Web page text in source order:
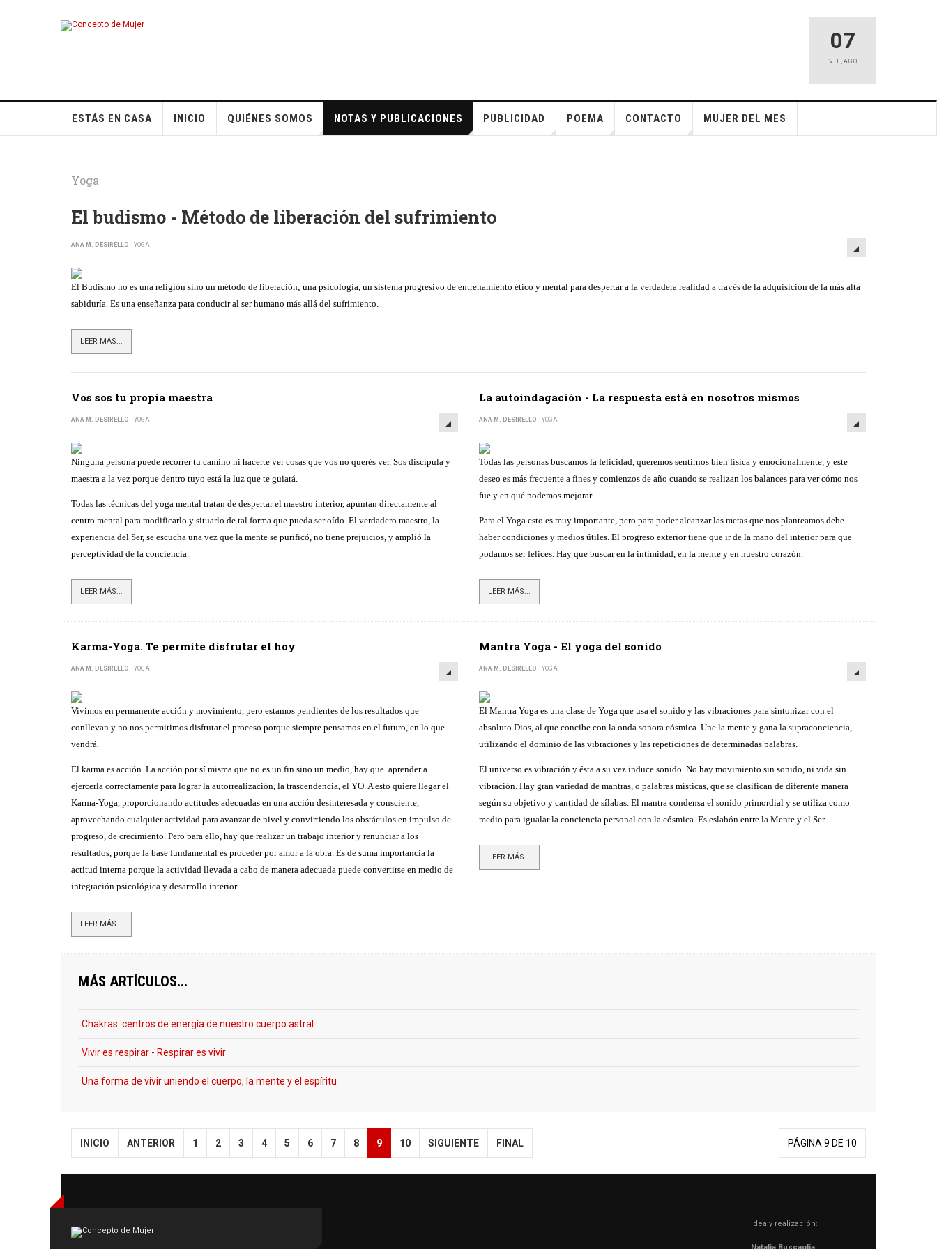
07
VIE , AGO
ESTÁS EN CASA INICIO QUIÉNES SOMOS NOTAS Y PUBLICACIONES PUBLICIDAD POEMA CONTACTO MUJER DEL MES
Yoga
El budismo - Método de liberación del sufrimiento
ANA M. DESIRELLO YOGA
El Budismo no es una religión sino un método de liberación; una psicología, un sistema progresivo de entrenamiento ético y mental para despertar a la verdadera realidad a través de la adquisición de la más alta
sabiduría. Es una enseñanza para conducir al ser humano más allá del sufrimiento.
LEER MÁS...
Vos sos tu propia maestra
ANA M. DESIRELLO YOGA
Ninguna persona puede recorrer tu camino ni hacerte ver cosas que vos no querés ver. Sos discípula y
maestra a la vez porque dentro tuyo está la luz que te guiará.
Todas las técnicas del yoga mental tratan de despertar el maestro interior, apuntan directamente al
centro mental para modificarlo y situarlo de tal forma que pueda ser oído. El verdadero maestro, la
experiencia del Ser, se escucha una vez que la mente se purificó, no tiene prejuicios, y amplió la
perceptividad de la conciencia.
LEER MÁS...
La autoindagación - La respuesta está en nosotros mismos
ANA M. DESIRELLO YOGA
Todas las personas buscamos la felicidad, queremos sentirnos bien física y emocionalmente, y este
deseo es más frecuente a fines y comienzos de año cuando se realizan los balances para ver cómo nos
fue y en qué podemos mejorar.
Para el Yoga esto es muy importante, pero para poder alcanzar las metas que nos planteamos debe
haber condiciones y medios útiles. El progreso exterior tiene que ir de la mano del interior para que
podamos ser felices. Hay que buscar en la intimidad, en la mente y en nuestro corazón.
LEER MÁS...
Karma-Yoga. Te permite disfrutar el hoy
ANA M. DESIRELLO YOGA
Vivimos en permanente acción y movimiento, pero estamos pendientes de los resultados que
conllevan y no nos permitimos disfrutar el proceso porque siempre pensamos en el futuro, en lo que
vendrá.
El karma es acción. La acción por sí misma que no es un fin sino un medio, hay que aprender a
ejercerla correctamente para lograr la autorrealización, la trascendencia, el YO. A esto quiere llegar el
Karma-Yoga, proporcionando actitudes adecuadas en una acción desinteresada y consciente,
aprovechando cualquier actividad para avanzar de nivel y convirtiendo los obstáculos en impulso de
progreso, de crecimiento. Pero para ello, hay que realizar un trabajo interior y renunciar a los
resultados, porque la base fundamental es proceder por amor a la obra. Es de suma importancia la
actitud interna porque la actividad llevada a cabo de manera adecuada puede convertirse en medio de
integración psicológica y desarrollo interior.
LEER MÁS...
Mantra Yoga - El yoga del sonido
ANA M. DESIRELLO YOGA
El Mantra Yoga es una clase de Yoga que usa el sonido y las vibraciones para sintonizar con el
absoluto Dios, al que concibe con la onda sonora cósmica. Une la mente y gana la supraconciencia,
utilizando el dominio de las vibraciones y las repeticiones de determinadas palabras.
El universo es vibración y ésta a su vez induce sonido. No hay movimiento sin sonido, ni vida sin
vibración. Hay gran variedad de mantras, o palabras místicas, que se clasifican de diferente manera
según su objetivo y cantidad de sílabas. El mantra condensa el sonido primordial y se utiliza como
medio para igualar la conciencia personal con la cósmica. Es eslabón entre la Mente y el Ser.
LEER MÁS...
MÁS ARTÍCULOS...
Chakras: centros de energía de nuestro cuerpo astral
Vivir es respirar - Respirar es vivir
Una forma de vivir uniendo el cuerpo, la mente y el espíritu
PÁGINA 9 DE 10
INICIO ANTERIOR 1 2 3 4 5 6 7 8 9 10 SIGUIENTE FINAL
Idea y realización: